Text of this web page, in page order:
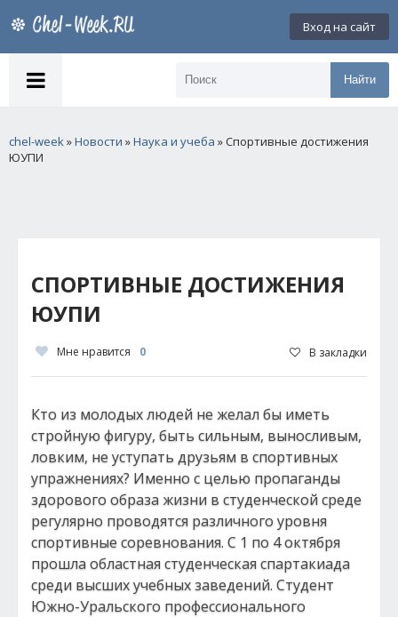
Вход на сайт
Найти
chel-week»Новости »Наука и учеба » Спортивные достижения
ЮУПИ
СПОРТИВНЫЕ ДОСТИЖЕНИЯ
ЮУПИ
Мне нравится 0 В закладки
Кто из молодых людей не желал бы иметь
стройную фигуру, быть сильным, выносливым,
ловким, не уступать друзьям в спортивных
упражнениях? Именно с целью пропаганды
здорового образа жизни в студенческой среде
регулярно проводятся различного уровня
спортивные соревнования. С 1 по 4 октября
прошла областная студенческая спартакиада
среди высших учебных заведений. Студент
Южно-Уральского профессионального